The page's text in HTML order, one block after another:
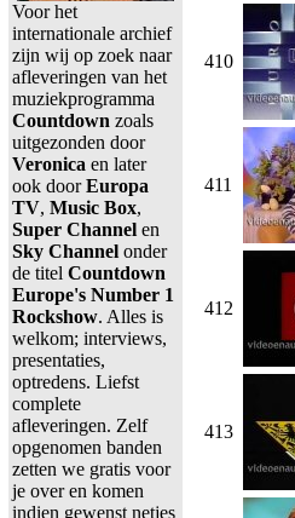
Voor het
internationale archief
zijn wij op zoek naar
afleveringen van het
muziekprogramma
Countdown zoals
uitgezonden door
Veronica en later
ook doorEuropa
TV, Music Box,
Super Channel en
Sky Channel onder
de titel Countdown
Europe's Number 1
Rockshow. Alles is
welkom; interviews,
presentaties,
optredens. Liefst
complete
afleveringen. Zelf
opgenomen banden
zetten we gratis voor
je over en komen
indien gewenst netjes
410
411
412
413